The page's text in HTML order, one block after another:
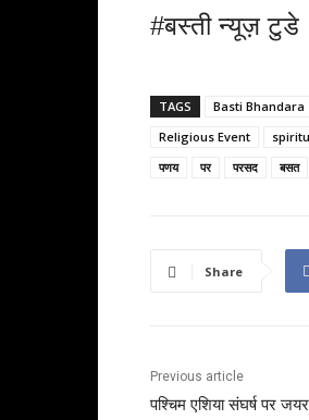
#बस्ती न्यूज़ टुडे
TAGS Basti Bhandara
Religious Event
पणय
पर परसद बसत
Share
Previous article
पश्चिम एशिया संघर्ष पर